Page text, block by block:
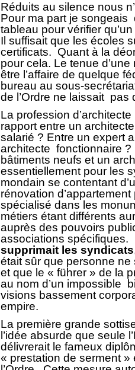
Réduits au silence nous
Pour ma part je songeais
tableau pour vérifier
Il suffisait que les écoles
certificats. Quant à la
pour cela. Le tenue d’une
être l’affaire de quelque
bureau au sous-
de l’Ordre ne laissait pas
La profession
rapport entre un
salarié ? Entre un expert
architecte fonctionnaire ?
bâtiments neufs et un
essentiellement pour les
mondain se contentant
rénovation
spécialisé dans les
métiers étant différents
auprès des pouvoirs
associations spécifiques.
supprimait les syndicats
était sûr que personne
et que le « führer » de la
au nom d’un impossible
visions bassement
empire.
La première grande
l’idée absurde que seule
délivrerait le fameux
« prestation de serment »